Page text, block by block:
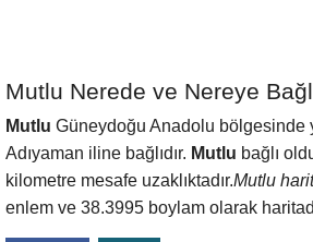
Mutlu Nerede ve Nereye
Mutlu Güneydoğu Anadolu bölgesinde
Adıyaman iline bağlıdır. Mutlu bağlı
kilometre mesafe uzaklıktadır.Mutlu
enlem ve 38.3995 boylam olarak